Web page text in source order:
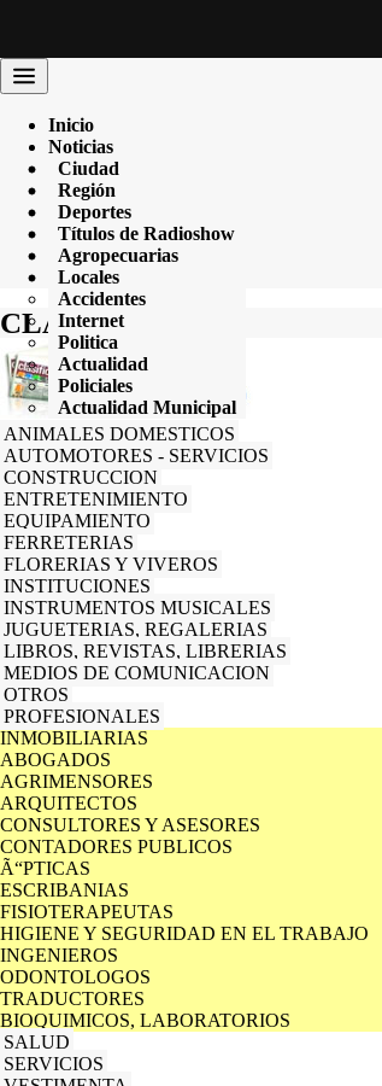
Inicio
Noticias
Ciudad
Región
Deportes
Títulos de Radioshow
Agropecuarias
Locales
Accidentes
Internet
Politica
Actualidad
Policiales
Actualidad Municipal
Programación
Radio en Vivo
Clasificados
Archivo
Contacto
Entrevistas
CLASIFICADOS
ANIMALES DOMESTICOS
AUTOMOTORES - SERVICIOS
CONSTRUCCION
ENTRETENIMIENTO
EQUIPAMIENTO
FERRETERIAS
FLORERIAS Y VIVEROS
INSTITUCIONES
INSTRUMENTOS MUSICALES
JUGUETERIAS, REGALERIAS
LIBROS, REVISTAS, LIBRERIAS
MEDIOS DE COMUNICACION
OTROS
PROFESIONALES
INMOBILIARIAS
ABOGADOS
AGRIMENSORES
ARQUITECTOS
CONSULTORES Y ASESORES
CONTADORES PUBLICOS
Ã“PTICAS
ESCRIBANIAS
FISIOTERAPEUTAS
HIGIENE Y SEGURIDAD EN EL TRABAJO
INGENIEROS
ODONTOLOGOS
TRADUCTORES
BIOQUIMICOS, LABORATORIOS
SALUD
SERVICIOS